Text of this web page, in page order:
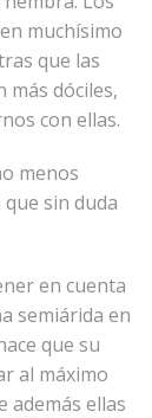
muchísimo
que las
más dóciles,
con ellas.
menos
sin duda
en cuenta
semiárida en
que su
al máximo
además ellas